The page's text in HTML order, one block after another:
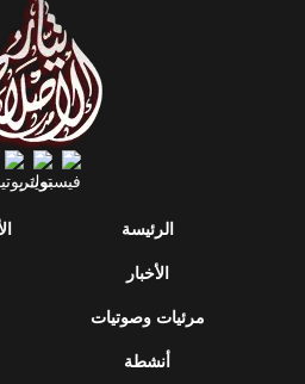
الرئيسة
الأخبار
مرئيات وصوتيات
أنشطة